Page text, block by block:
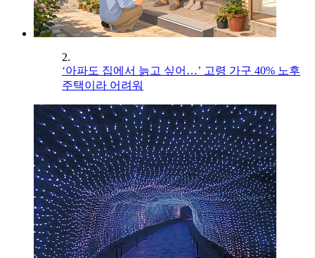
2.
‘아파도 집에서 늙고 싶어…’ 고령 가구 40% 노후
주택이라 어려워